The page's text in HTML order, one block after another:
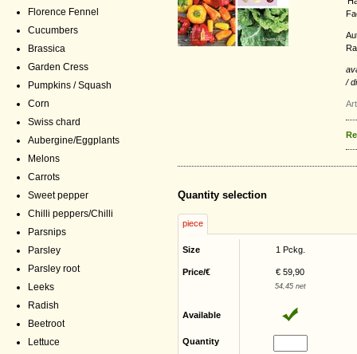
Florence Fennel
Cucumbers
Brassica
Garden Cress
Pumpkins / Squash
Corn
Swiss chard
Aubergine/Eggplants
Melons
Carrots
Sweet pepper
Chilli peppers/Chilli
Parsnips
Parsley
Parsley root
Leeks
Radish
Beetroot
Lettuce
/
Quantity selection
piece
Size 1 Pckg.
Price/€ € 59,90
54,45 net
Available
Quantity